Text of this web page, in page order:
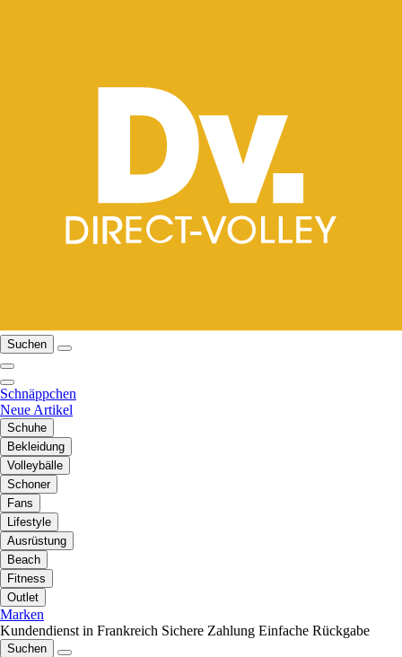
Suchen
Schnäppchen
Neue Artikel
Schuhe
Bekleidung
Volleybälle
Schoner
Fans
Lifestyle
Ausrüstung
Beach
Fitness
Outlet
Marken
Kundendienst in Frankreich Sichere Zahlung Einfache Rückgabe
Suchen